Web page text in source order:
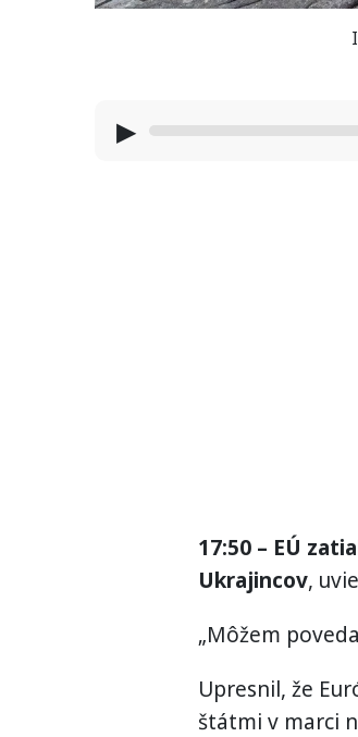
▶
17:50 – EÚ
Ukrajincov,
„Môžem
Upresnil, že
štátmi v marci